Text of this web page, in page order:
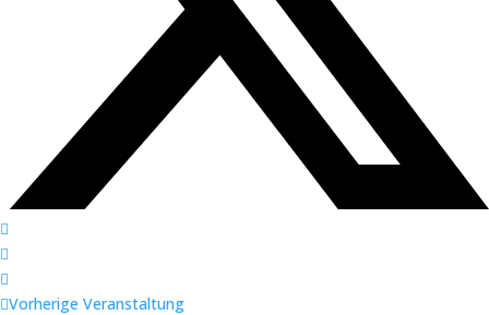
Vorherige Veranstaltung